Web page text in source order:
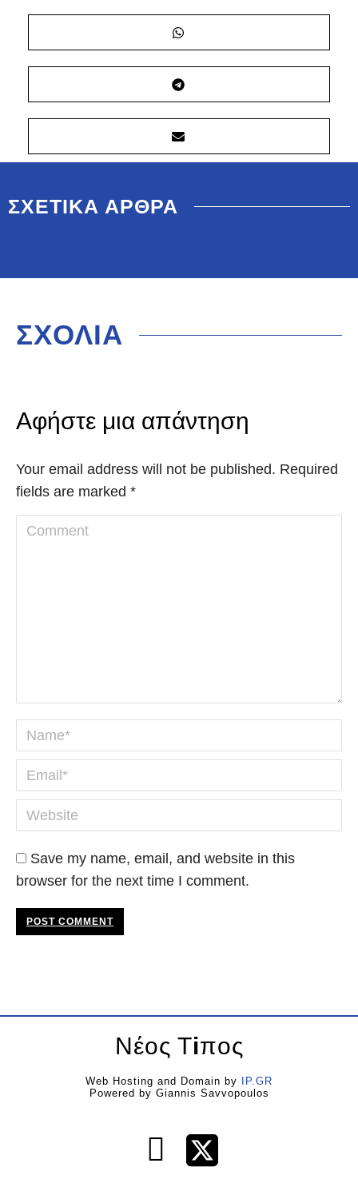
ΣΧΕΤΙΚΑ ΑΡΘΡΑ
ΣΧΟΛΙΑ
Αφήστε μια απάντηση
Your email address will not be published. Required
fields are marked *
Comment
Name *
Email *
Website
Save my name, email, and website in this
browser for the next time I comment.
POST COMMENT
Νέος Τiπος
Web Hosting and Domain by
IP.GR
Powered by Giannis Savvopoulos